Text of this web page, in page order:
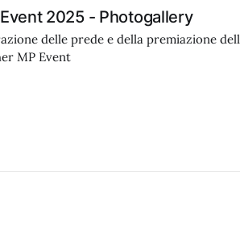
2025 - Photogallery
delle prede e della premiazione
MP Event